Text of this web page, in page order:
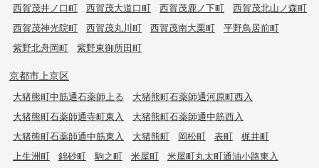
西賀茂井ノ口町
西賀茂大道口町 西賀茂鹿ノ下町
西賀茂北山ノ森町
西賀茂神光院町
西賀茂丸川町 西賀茂南大栗町
平野鳥居前町
紫野北舟岡町
紫野東御所田町
京都市上京区
大猪熊町中筋通石薬師上る
大猪熊町石薬師通河原町西入
大猪熊町石薬師通寺町東入
大猪熊町石薬師通中筋西入
大猪熊町石薬師通中筋東入
大猪熊町 岡松町 表町
梶井町
上生洲町
錦砂町 駒之町 米屋町
米屋町丸太町通油小路東入